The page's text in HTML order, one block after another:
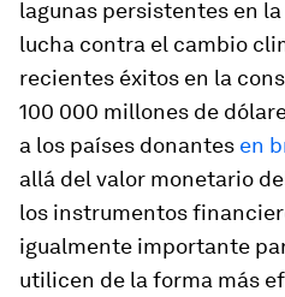
lagunas persistentes en
lucha contra el cambio
recientes éxitos en la
100 000 millones de
a los países donantes en
allá del valor monetario
los instrumentos
igualmente importante
utilicen de la forma más